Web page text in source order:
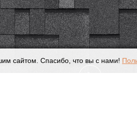
сайтом. Спасибо, что вы с нами!